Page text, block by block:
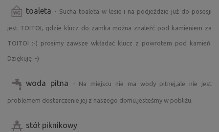
toaleta - Sucha toaleta w lesie i na podjeździe już do posesji
jest TOITOI, gdzie klucz do zamka można znaleźć pod kamieniem za
TOITOI :-) prosimy zawsze wkładać klucz z powrotem pod kamień.
Dziękuję :-)
woda pitna - Na miejscu nie ma wody pitnej,ale nie jest
problemem dostarczenie jej z naszego domu,jesteśmy w pobliżu.
stół piknikowy